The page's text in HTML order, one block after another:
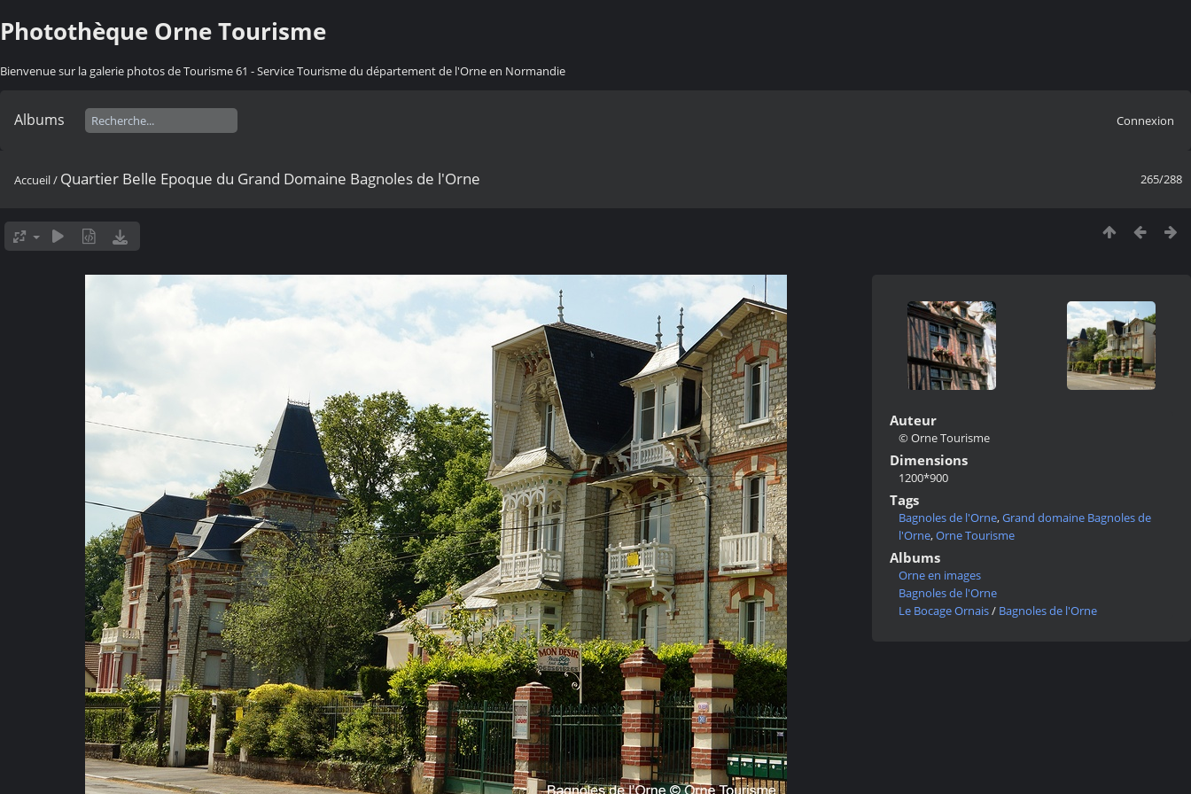
Photothèque Orne Tourisme
Bienvenue sur la galerie photos de Tourisme 61 - Service Tourisme du département de l'Orne en Normandie
Albums Connexion
265/288
Accueil/ Quartier Belle Epoque du Grand Domaine Bagnoles de l'Orne
Auteur
© Orne Tourisme
Dimensions
1200*900
Tags
Bagnoles de l'Orne,Grand domaine Bagnoles de
l'Orne,Orne Tourisme
Albums
Orne en images
Bagnoles de l'Orne
Le Bocage Ornais/ Bagnoles de l'Orne